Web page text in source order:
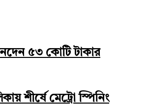
৫৩ কোটি টাকার
শীর্ষে মেট্রো স্পিনিং